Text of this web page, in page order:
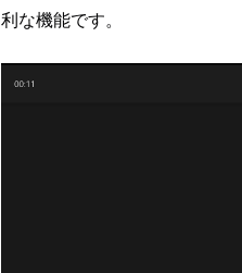
利な機能です。